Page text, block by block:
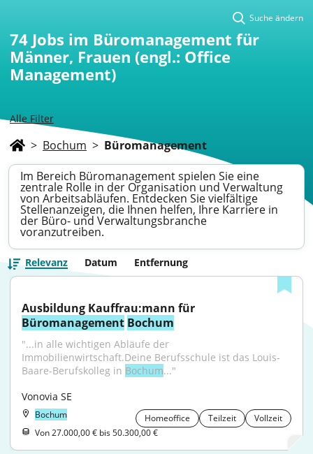
Alle Filter
Suche ändern
74 Jobs im Büromanagement für
Männer, Frauen (engl.: Office
Management)
> Bochum > Büromanagement
Im Bereich Büromanagement spielen Sie eine
zentrale Rolle in der Organisation und Verwaltung
von Arbeitsabläufen. Entdecken Sie vielfältige
Stellenanzeigen, die Ihnen helfen, Ihre Karriere in
der Büro- und Verwaltungsbranche
voranzutreiben.
Relevanz Datum Entfernung
Büromanagement Bochum
"...in alle wichtigen Abläufe der
Immobilienwirtschaft.Deine Berufsschule ist das Louis-
Baare-Berufskolleg in Bochum..."
Vonovia SE
Bochum Homeoffice Teilzeit
Vollzeit
Von 27.000,00 € bis 50.300,00 €